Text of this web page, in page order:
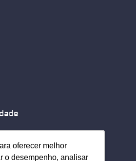
oferecer melhor
o desempenho, analisar
oferecer melhor
o desempenho, analisar